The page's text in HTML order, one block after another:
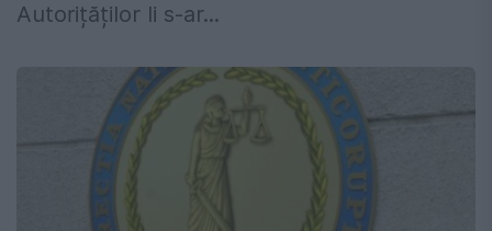
Autorițăților li s-ar...